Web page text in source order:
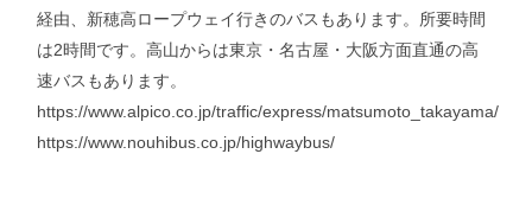
経由、新穂高ロープウェイ行きのバスもあります。所要時間
は2時間です。高山からは東京・名古屋・大阪方面直通の高
速バスもあります。
https://www.alpico.co.jp/traffic/express/matsumoto_takayama/
https://www.nouhibus.co.jp/highwaybus/